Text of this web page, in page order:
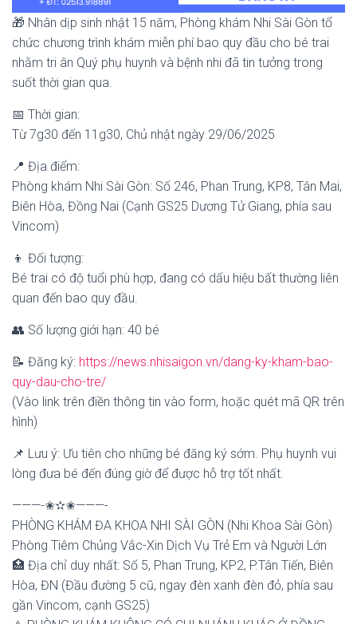
🎁 Nhân dịp sinh nhật 15 năm, Phòng khám Nhi Sài Gòn tổ
chức chương trình khám miễn phí bao quy đầu cho bé trai
nhằm tri ân Quý phụ huynh và bệnh nhi đã tin tưởng trong
suốt thời gian qua.
📅 Thời gian:
Từ 7g30 đến 11g30, Chủ nhật ngày 29/06/2025
📍 Địa điểm:
Phòng khám Nhi Sài Gòn: Số 246, Phan Trung, KP8, Tân Mai,
Biên Hòa, Đồng Nai (Cạnh GS25 Dương Tử Giang, phía sau
Vincom)
👦 Đối tượng:
Bé trai có độ tuổi phù hợp, đang có dấu hiệu bất thường liên
quan đến bao quy đầu.
👥 Số lượng giới hạn: 40 bé
📝 Đăng ký: https://news.nhisaigon.vn/dang-ky-kham-bao-
quy-dau-cho-tre/
(Vào link trên điền thông tin vào form, hoặc quét mã QR trên
hình)
📌 Lưu ý: Ưu tiên cho những bé đăng ký sớm. Phụ huynh vui
lòng đưa bé đến đúng giờ để được hỗ trợ tốt nhất.
———-✬✫✬———-
PHÒNG KHÁM ĐA KHOA NHI SÀI GÒN (Nhi Khoa Sài Gòn)
Phòng Tiêm Chủng Vắc-Xin Dịch Vụ Trẻ Em và Người Lớn
🏥 Địa chỉ duy nhất: Số 5, Phan Trung, KP2, P.Tân Tiến, Biên
Hòa, ĐN (Đầu đường 5 cũ, ngay đèn xanh đèn đỏ, phía sau
gần Vincom, cạnh GS25)